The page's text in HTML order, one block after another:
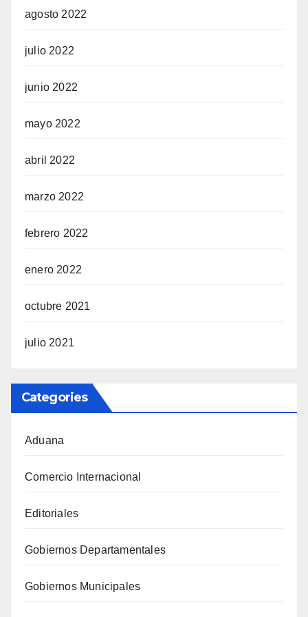
agosto 2022
julio 2022
junio 2022
mayo 2022
abril 2022
marzo 2022
febrero 2022
enero 2022
octubre 2021
julio 2021
Categories
Aduana
Comercio Internacional
Editoriales
Gobiernos Departamentales
Gobiernos Municipales